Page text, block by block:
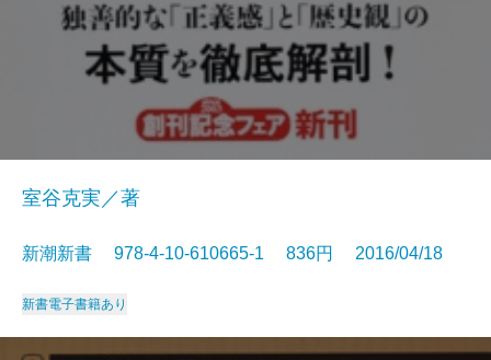
室谷克実／著
新潮新書 978-4-10-610665-1 836円 2016/04/18
新書電子書籍あり